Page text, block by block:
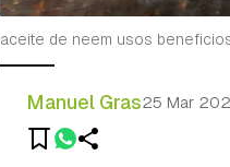
aceite de neem usos
Manuel Gras25 Mar